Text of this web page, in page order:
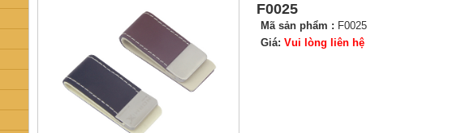
F0025
Mã sản phẩm : F0025
Giá: Vui lòng liên hệ